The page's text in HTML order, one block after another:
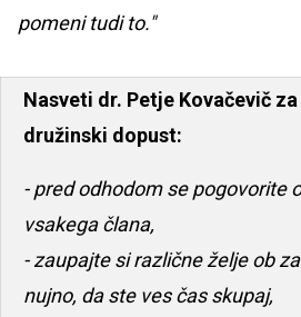
pomeni tudi to."
Nasveti dr. Petje Kovačevič
družinski dopust:
- pred odhodom se pogovorite
vsakega člana,
- zaupajte si različne želje ob
nujno, da ste ves čas skupaj,